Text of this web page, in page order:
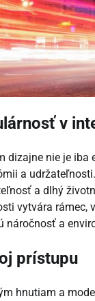
v
nie je
a
a dlhý
vytvára
náročnosť a
prístupu
hnutiam a